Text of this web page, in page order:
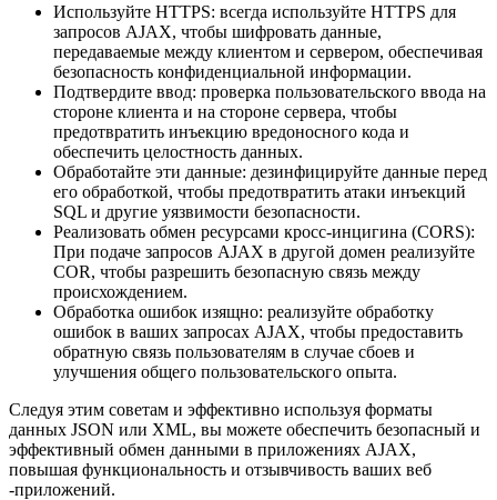
Используйте HTTPS: всегда используйте HTTPS для
запросов AJAX, чтобы шифровать данные,
передаваемые между клиентом и сервером, обеспечивая
безопасность конфиденциальной информации.
Подтвердите ввод: проверка пользовательского ввода на
стороне клиента и на стороне сервера, чтобы
предотвратить инъекцию вредоносного кода и
обеспечить целостность данных.
Обработайте эти данные: дезинфицируйте данные перед
его обработкой, чтобы предотвратить атаки инъекций
SQL и другие уязвимости безопасности.
Реализовать обмен ресурсами кросс-инцигина (CORS):
При подаче запросов AJAX в другой домен реализуйте
COR, чтобы разрешить безопасную связь между
происхождением.
Обработка ошибок изящно: реализуйте обработку
ошибок в ваших запросах AJAX, чтобы предоставить
обратную связь пользователям в случае сбоев и
улучшения общего пользовательского опыта.
Следуя этим советам и эффективно используя форматы
данных JSON или XML, вы можете обеспечить безопасный и
эффективный обмен данными в приложениях AJAX,
повышая функциональность и отзывчивость ваших веб
-приложений.